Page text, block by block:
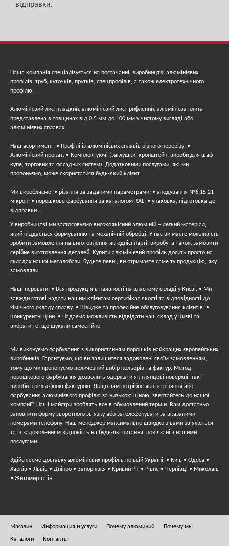
відправки.
Наша компанія спеціалізується на постачанні, виробництві алюмінієвих
профілів, труб, куточків, прутків, спецпрофілів, а також електротехнічного
профілю.
Алюмінієвий лист гладкий, алюмінієвий лист рифлений, алюмінієва плита
представлена ​​в товщинах від 0,5 мм до 100 мм у чистому вигляді або
алюмінієвих сплавах.
Наш асортимент: • Профілі із алюмінієвих сплавів різного перерізу. •
Алюмінієвий прокат. • Комплектуючі (заглушки, кронштейн, вироби для шаф-
купе, торгових та фасадних систем). Додатковими послугами, які ми
пропонуємо, може скористатися будь-який клієнт.
Ми виробляємо: • різання за заданими параметрами; • анодування №6,15,21
мікрон; • порошкове фарбування за каталогом RAL; • упаковка, підготовка до
відправки.
У виробництві ми застосовуємо високоякісний алюміній – легкий матеріал,
який піддається формуванню та механічній обробці. У нас ви маєте можливість
зробити замовлення на виготовлення як однієї партії виробу, а також замовити
серійне виготовлення деталей. Купити алюмінієвий профіль досить просто на
складах нашої металобази. Будьте певні, ви отримаєте саме ту продукцію, яку
замовляли.
Наші переваги: • Вся продукція в наявності на власному складі у Києві. • Ми
завжди готові надати нашим клієнтам сертифікат якості та відповідності до
хімічного складу сплаву. • Швидке та професійне обслуговування клієнтів. •
Конкурентні ціни. • Надаємо можливість відвідати наш склад у Києві та
вибрати те, що шукали самостійно.
Ми виконуємо фарбування з використанням порошків найкращих європейських
виробників. Гарантуємо, що ви залишитеся задоволені своїм замовленням,
тому що ми пропонуємо величезний вибір кольорів та фактур. Метод
порошкового фарбування дозволить одержати як глянцеві поверхні, так і
вироби з рельєфною фактурою. Якщо вам потрібне якісне різання або
фарбування алюмінієвого профілю за низькою ціною, звертайтесь до нашої
компанії! Наші майстри зроблять все в обумовлений термін. Вам достатньо
заповнити форму зворотного зв'язку або зателефонувати за вказаними
номерами телефону. Наш менеджер максимально швидко з вами зв'яжеться
та із задоволенням відповість на будь-які питання, пов'язані з нашими
послугами.
Здійснюємо доставку алюмінієвих профілів по всій Україні: • Київ • Одеса •
Харків • Львів • Дніпро • Запоріжжя • Кривий Ріг • Рівне • Чернівці • Миколаїв
• Житомир та ін.
Магазин Информация и услуги Почему алюминий Почему мы
Каталоги Контакты